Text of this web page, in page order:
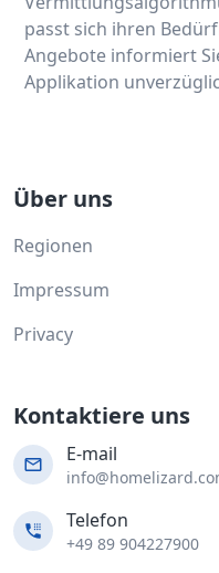
passt sich ihren
Angebote informiert
Applikation
Über uns
Regionen
Impressum
Privacy
Kontaktiere uns
E-mail
Telefon
+49 89 904227900